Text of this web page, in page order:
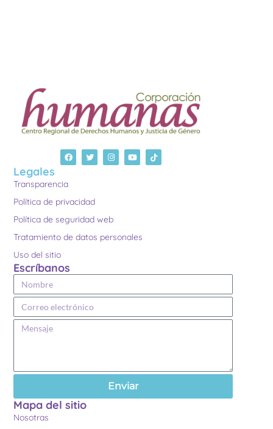
Legales
Transparencia
Política de privacidad
Política de seguridad web
Tratamiento de datos personales
Uso del sitio
Escríbanos
Enviar
Mapa del sitio
Nosotras